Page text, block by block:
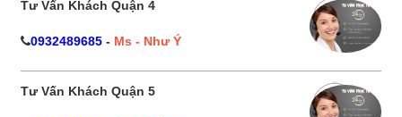
Tư Vấn Khách Quận 4
0932489685 - Ms - Như Ý
Tư Vấn Khách Quận 5